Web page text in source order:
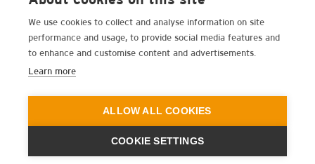
We use cookies to collect and analyse information on site
performance and usage, to provide social media features and
to enhance and customise content and advertisements.
Learn more
ALLOW ALL COOKIES
COOKIE SETTINGS